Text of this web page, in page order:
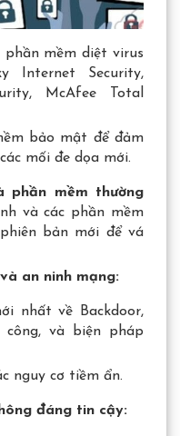
mềm diệt virus
Internet Security,
McAfee Total
bảo mật để đảm
mối đe dọa mới.
phần mềm thường
và các phần mềm
bản mới để vá
an ninh mạng:
nhất về Backdoor,
và biện pháp
nguy cơ tiềm ẩn.
đáng tin cậy: